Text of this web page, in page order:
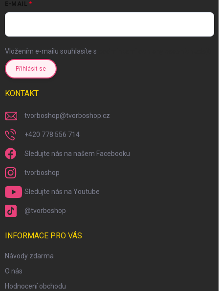
E-MAIL
Vložením e-mailu souhlasíte s
Přihlásit se
KONTAKT
tvorboshop@tvorboshop.cz
+420 778 556 714
Sledujte nás na našem Facebooku
tvorboshop
Sledujte nás na Youtube
@tvorboshop
INFORMACE PRO VÁS
Návody zdarma
O nás
Hodnocení obchodu